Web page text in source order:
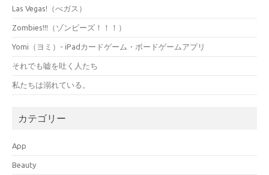
Las Vegas!（べガス）
Zombies!!!（ゾンビーズ！！！）
Yomi（ヨミ）- iPadカードゲーム・ボードゲームアプリ
それでも嘘を吐く人たち
私たちは溺れている。
カテゴリー
App
Beauty